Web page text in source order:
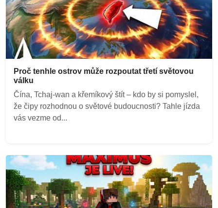
Proč tenhle ostrov může rozpoutat třetí světovou
válku
Čína, Tchaj-wan a křemíkový štít – kdo by si pomyslel,
že čipy rozhodnou o světové budoucnosti? Tahle jízda
vás vezme od...